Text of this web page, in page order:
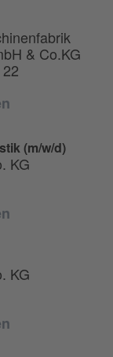
& Co.KG
(m/w/d)
KG
KG